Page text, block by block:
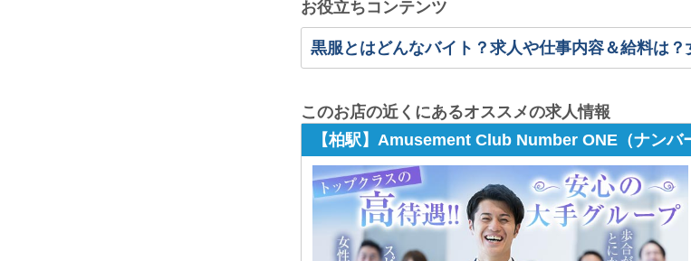
お役立ちコンテンツ
黒服とはどんなバイト？求人や仕事内容＆給料は？
このお店の近くにあるオススメの求人情報
【柏駅】Amusement Club Number ONE（ナンバ